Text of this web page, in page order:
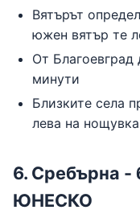
Вятърът
южен вятър те
От Благоевград
минути
Близките села
лева на нощувка
6. Сребърна -
ЮНЕСКО